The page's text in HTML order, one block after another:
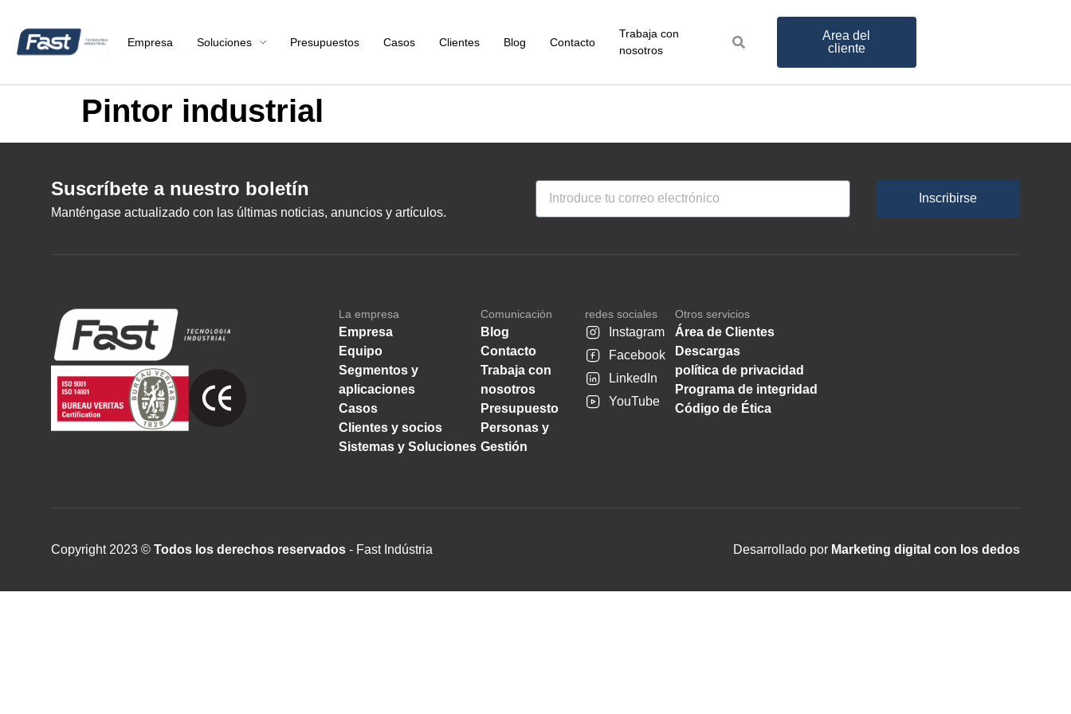
Empresa Soluciones Presupuestos Casos Clientes Blog Contacto
Trabaja con
nosotros
Area del
cliente
Pintor industrial
Suscríbete a nuestro boletín
Manténgase actualizado con las últimas noticias, anuncios y artículos.
Inscribirse
La empresa
Empresa
Equipo
Segmentos y
aplicaciones
Casos
Clientes y socios
Sistemas y Soluciones
Comunicación
Blog
Contacto
Trabaja con
nosotros
Presupuesto
Personas y
Gestión
redes sociales
Instagram
Facebook
LinkedIn
YouTube
Otros servicios
Área de Clientes
Descargas
política de privacidad
Programa de integridad
Código de Ética
Copyright 2023 © Todos los derechos reservados - Fast Indústria Desarrollado por Marketing digital con los dedos